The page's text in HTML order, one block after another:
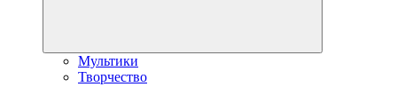
Мультики
Творчество